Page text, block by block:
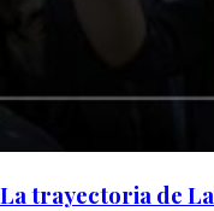
La trayectoria de